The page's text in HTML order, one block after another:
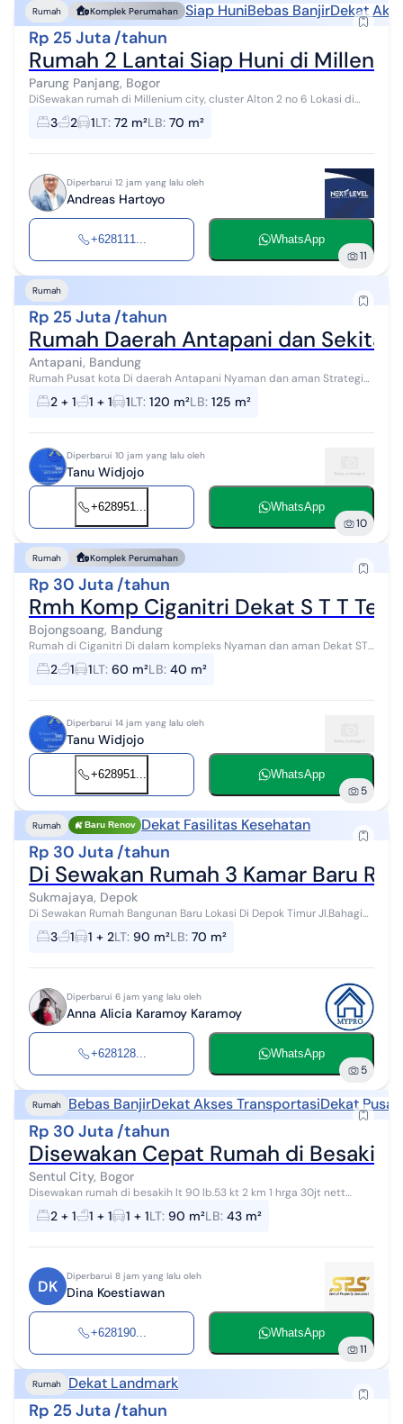
Rumah Komplek Perumahan Siap HuniBebas BanjirDekat
Rp 25 Juta /tahun
Rumah 2 Lantai Siap Huni di
Parung Panjang, Bogor
DiSewakan rumah di Millenium city, cluster Alton 2 no 6 Lokasi di
Cisauk, Parung panjang., kabupaten bogor SPESIFIKASI : - Luas tanah
: 72 m - L...
3 2 1LT: 72 m²LB: 70 m²
Diperbarui 12 jam yang lalu oleh
Andreas Hartoyo
+628111... WhatsApp
11
Rumah
Rp 25 Juta /tahun
Rumah Daerah Antapani dan
Antapani, Bandung
Rumah Pusat kota Di daerah Antapani Nyaman dan aman Strategis
Akses mobil
2 + 1 1 + 1 1LT: 120 m²LB: 125 m²
Diperbarui 10 jam yang lalu oleh
Tanu Widjojo
+628951... WhatsApp
10
Rumah Komplek Perumahan
Rp 30 Juta /tahun
Rmh Komp Ciganitri Dekat S T T
Bojongsoang, Bandung
Rumah di Ciganitri Di dalam kompleks Nyaman dan aman Dekat STT
TELKOM
2 1 1LT: 60 m²LB: 40 m²
Diperbarui 14 jam yang lalu oleh
Tanu Widjojo
+628951... WhatsApp
5
Rumah Baru Renov Dekat Fasilitas Kesehatan
Rp 30 Juta /tahun
Di Sewakan Rumah 3 Kamar Baru
Sukmajaya, Depok
Di Sewakan Rumah Bangunan Baru Lokasi Di Depok Timur Jl.Bahagia
Luas Tanah=90m Luas Bangunan=+/- 70m Kamar Mandi=1 Kamar
Tidur=3 Air=PAM Listik=2...
3 1 1 + 2LT: 90 m²LB: 70 m²
Diperbarui 6 jam yang lalu oleh
Anna Alicia Karamoy Karamoy
+628128... WhatsApp
5
Rumah Bebas BanjirDekat Akses TransportasiDekat
Rp 30 Juta /tahun
Disewakan Cepat Rumah di Besakih
Sentul City, Bogor
Disewakan rumah di besakih lt 90 lb.53 kt 2 km 1 hrga 30jt nett
sethn. bebas banjir , tol lsg msuk sentul city, mall aeon
2 + 1 1 + 1 1 + 1LT: 90 m²LB: 43 m²
DK
Diperbarui 8 jam yang lalu oleh
Dina Koestiawan
+628190... WhatsApp
11
Rumah Dekat Landmark
Rp 25 Juta /tahun